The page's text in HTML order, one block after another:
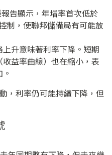
報告顯示，年增率首次低於
制，使聯邦儲備局有可能放
升意味著利率下降。短期
益率曲線）也在縮小，表
，利率仍可能持續下降，但